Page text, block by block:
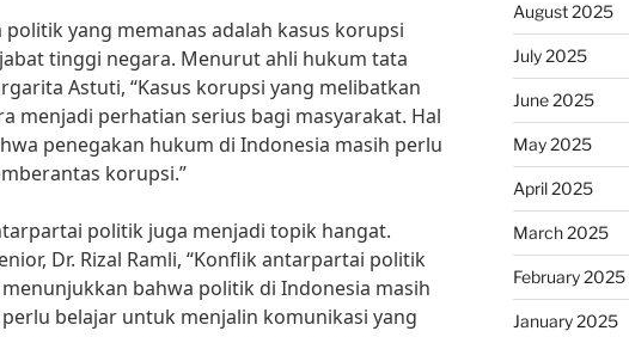
yang memanas adalah kasus korupsi
tinggi negara. Menurut ahli hukum tata
Astuti, “Kasus korupsi yang melibatkan
menjadi perhatian serius bagi masyarakat. Hal
penegakan hukum di Indonesia masih perlu
korupsi.”
politik juga menjadi topik hangat.
Dr. Rizal Ramli, “Konflik antarpartai politik
bahwa politik di Indonesia masih
belajar untuk menjalin komunikasi yang
August 2025
July 2025
June 2025
May 2025
April 2025
March 2025
February 2025
January 2025